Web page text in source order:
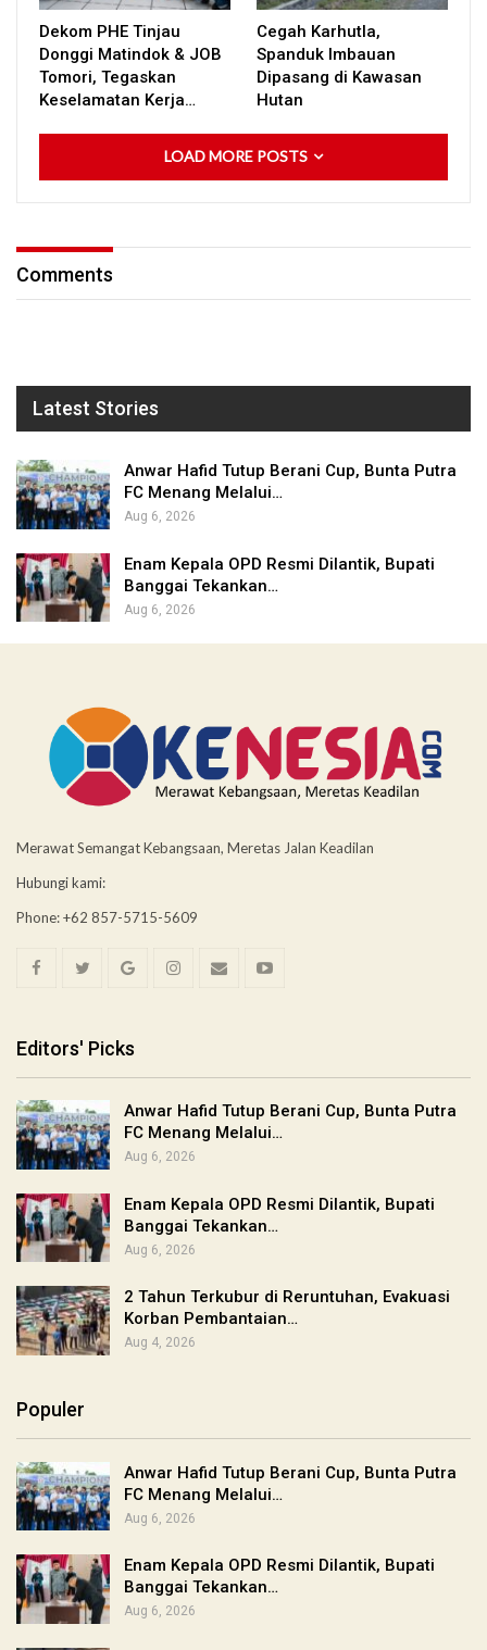
Dekom PHE Tinjau
Donggi Matindok & JOB
Tomori, Tegaskan
Keselamatan Kerja…
Cegah Karhutla,
Spanduk Imbauan
Dipasang di Kawasan
Hutan
LOAD MORE POSTS
Comments
Latest Stories
Anwar Hafid Tutup Berani Cup, Bunta Putra
FC Menang Melalui…
Aug 6, 2026
Enam Kepala OPD Resmi Dilantik, Bupati
Banggai Tekankan…
Aug 6, 2026
Merawat Semangat Kebangsaan, Meretas Jalan Keadilan
Hubungi kami:
Phone: +62 857-5715-5609
Editors' Picks
Anwar Hafid Tutup Berani Cup, Bunta Putra
FC Menang Melalui…
Aug 6, 2026
Enam Kepala OPD Resmi Dilantik, Bupati
Banggai Tekankan…
Aug 6, 2026
2 Tahun Terkubur di Reruntuhan, Evakuasi
Korban Pembantaian…
Aug 4, 2026
Populer
Anwar Hafid Tutup Berani Cup, Bunta Putra
FC Menang Melalui…
Aug 6, 2026
Enam Kepala OPD Resmi Dilantik, Bupati
Banggai Tekankan…
Aug 6, 2026